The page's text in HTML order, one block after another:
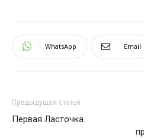
WhatsApp Email
Предыдущая статья
Первая Ласточка